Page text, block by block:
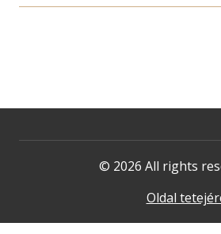
© 2026 All rights
Oldal